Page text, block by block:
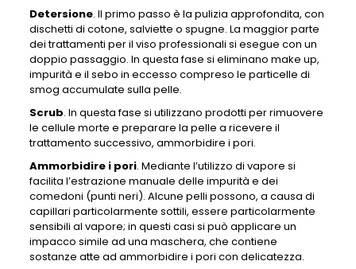
Detersione. Il primo passo è la pulizia approfondita, con
dischetti di cotone, salviette o spugne. La maggior parte
dei trattamenti per il viso professionali si esegue con un
doppio passaggio. In questa fase si eliminano make up,
impurità e il sebo in eccesso compreso le particelle di
smog accumulate sulla pelle.
Scrub. In questa fase si utilizzano prodotti per rimuovere
le cellule morte e preparare la pelle a ricevere il
trattamento successivo, ammorbidire i pori.
Ammorbidire i pori. Mediante l’utilizzo di vapore si
facilita l’estrazione manuale delle impurità e dei
comedoni (punti neri). Alcune pelli possono, a causa di
capillari particolarmente sottili, essere particolarmente
sensibili al vapore; in questi casi si può applicare un
impacco simile ad una maschera, che contiene
sostanze atte ad ammorbidire i pori con delicatezza.